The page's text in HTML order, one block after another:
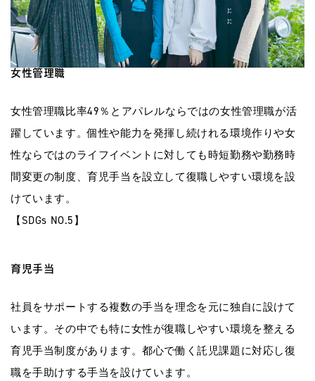
女性管理職
女性管理職比率49％とアパレルならではの女性管理職が活
躍しています。個性や能力を発揮し続けれる環境作りや女
性ならではのライフイベントに対しても時短勤務や勤務時
間変更の制度、育児手当を設立して復職しやすい環境を設
けています。
【SDGs NO.5】
育児手当
社員をサポートする複数の手当を理念を元に独自に設けて
います。その中でも特に女性が復職しやすい環境を整える
育児手当制度があります。都心で働く託児課題に対応し復
職を手助けする手当を設けています。